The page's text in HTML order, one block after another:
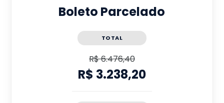
Boleto Parcelado
TOTAL
R$ 6.476,40
R$ 3.238,20